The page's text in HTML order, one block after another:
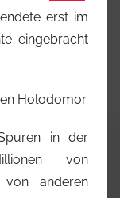
erst im
eingebracht
Holodomor
in der
von
anderen